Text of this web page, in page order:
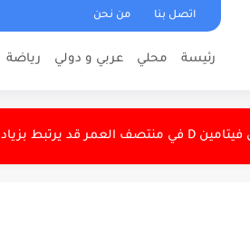
اتصل بنا من نحن
رئيسة محلي عربي و دولي رياضة
ائتلاف إدارة الدولة